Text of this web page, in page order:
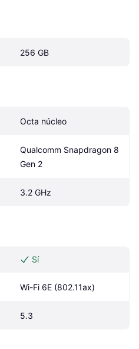
256 GB
Octa núcleo
Qualcomm Snapdragon 8
Gen 2
3.2 GHz
Sí
Wi-Fi 6E (802.11ax)
5.3